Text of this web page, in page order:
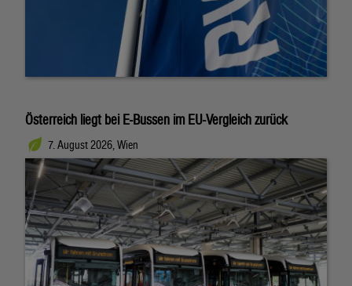
Österreich liegt bei E-Bussen im EU-Vergleich zurück
7. August 2026, Wien